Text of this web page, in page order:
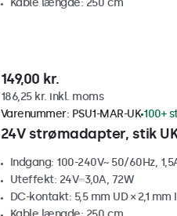
Kable længde: 250 cm
149,00 kr.
186,25 kr. inkl. moms
24V strømadapter, stik
Varenummer: PSU1-MAR-UK 100+
Indgang: 100-240V~ 50/60Hz,
Uteffekt: 24V⎓3,0A, 72W
DC-kontakt: 5,5 mm UD × 2,1 mm